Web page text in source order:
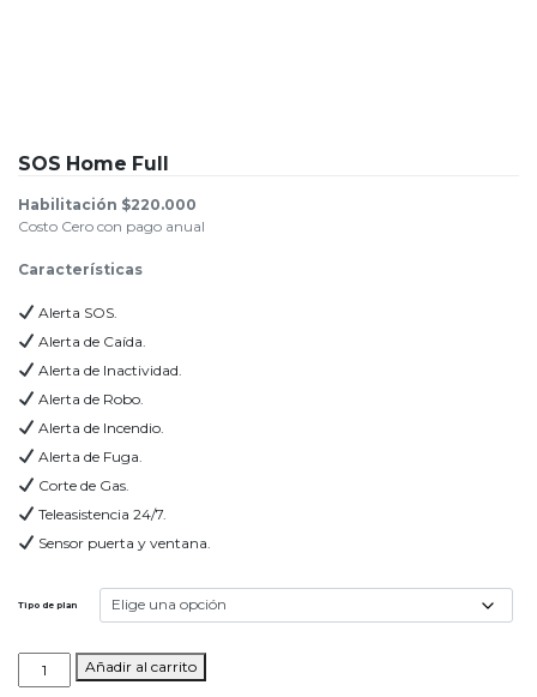
SOS Home Full
Habilitación $220.000
Costo Cero con pago anual
Características
Alerta SOS.
Alerta de Caída.
Alerta de Inactividad.
Alerta de Robo.
Alerta de Incendio.
Alerta de Fuga.
Corte de Gas.
Teleasistencia 24/7.
Sensor puerta y ventana.
Tipo de plan
Home
Añadir al carrito